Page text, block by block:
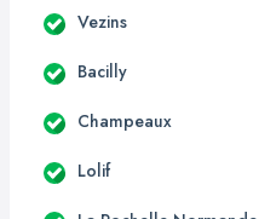
Vezins
Bacilly
Champeaux
Lolif